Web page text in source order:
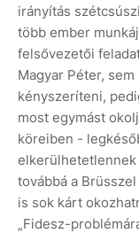
irányítás
több ember
felsővezetői
Magyar Péter,
kényszeríteni,
most egymást
köreiben -
elkerülhetetlennek
továbbá a
is sok kárt
„Fidesz-